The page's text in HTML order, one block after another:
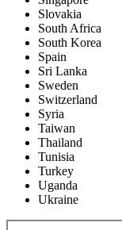
Slovakia
South Africa
South Korea
Spain
Sri Lanka
Sweden
Switzerland
Syria
Taiwan
Thailand
Tunisia
Turkey
Uganda
Ukraine